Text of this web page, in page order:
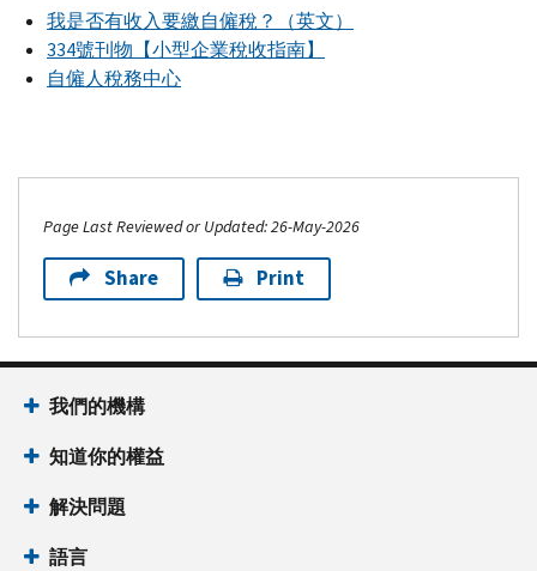
我是否有收入要繳自僱稅？（英文）
334號刊物【小型企業稅收指南】
自僱人稅務中心
Page Last Reviewed or Updated: 26-May-2026
Share Print
我們的機構
知道你的權益
解決問題
語言